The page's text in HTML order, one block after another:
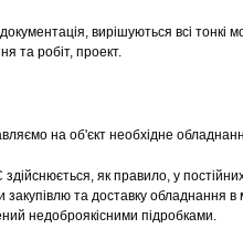
вирішуються всі тонкі
та робіт, проект.
на об'єкт необхідне
як правило, у
закупівлю та доставку обладнання
недоброякісними підробками.